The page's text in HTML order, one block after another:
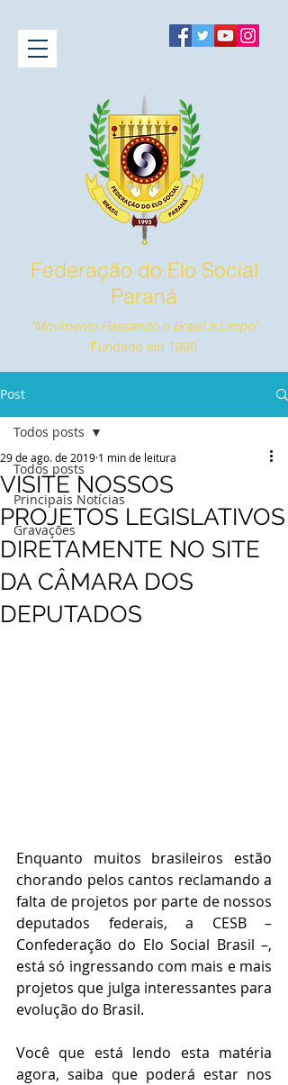
Federação do Elo Social
Paraná
"Movimento Passando o Brasil a Limpo"
Fundado em 1990
Post
Todos posts
Principais Notícias
Gravações
Todos posts
VISITE NOSSOS
PROJETOS LEGISLATIVOS
DIRETAMENTE NO SITE
DA CÂMARA DOS
DEPUTADOS
29 de ago. de 2019 1 min de leitura
Enquanto muitos brasileiros estão
chorando pelos cantos reclamando a
falta de projetos por parte de nossos
deputados federais, a CESB –
Confederação do Elo Social Brasil –,
está só ingressando com mais e mais
projetos que julga interessantes para
evolução do Brasil.
Você que está lendo esta matéria
agora, saiba que poderá estar nos